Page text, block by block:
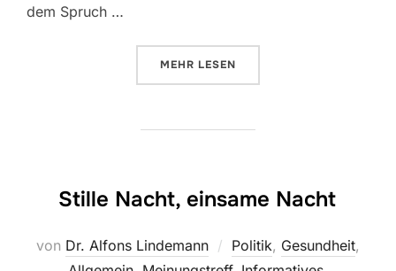
dem Spruch …
MEHR ÜBER „WAS DENKEN IN DER
LESEN
Stille Nacht, einsame Nacht
von Dr. Alfons Lindemann Politik, Gesundheit,